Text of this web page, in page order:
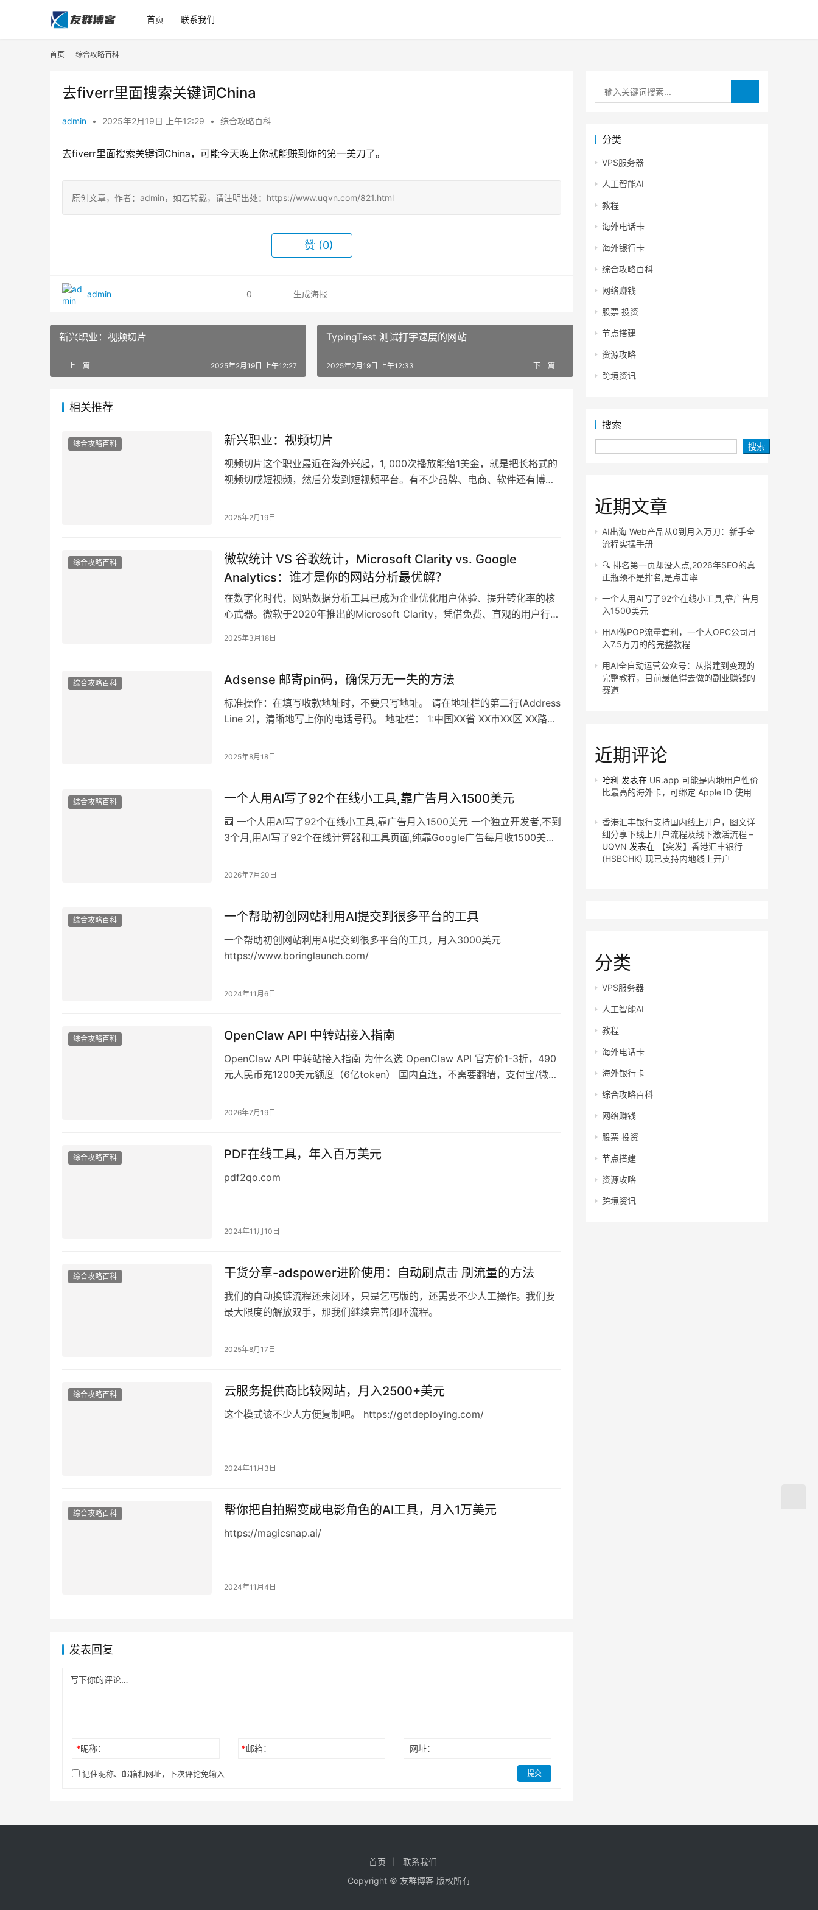
首页 联系我们
首页 综合攻略百科
去fiverr里面搜索关键词China
admin • 2025年2月19日 上午12:29 • 综合攻略百科
去fiverr里面搜索关键词China，可能今天晚上你就能赚到你的第一美刀了。
原创文章，作者：admin，如若转载，请注明出处：https://www.uqvn.com/821.html
赞 (0)
admin 0 生成海报
新兴职业：视频切片
上一篇 2025年2月19日 上午12:27
TypingTest 测试打字速度的网站
下一篇
2025年2月19日 上午12:33
相关推荐
综合攻略百科 新兴职业：视频切片
视频切片这个职业最近在海外兴起，1, 000次播放能给1美金，就是把长格式的
视频切成短视频，然后分发到短视频平台。有不少品牌、电商、软件还有博主
2025年2月19日
综合攻略百科
微软统计 VS 谷歌统计，Microsoft Clarity vs. Google
Analytics：谁才是你的网站分析最优解？
在数字化时代，网站数据分析工具已成为企业优化用户体验、提升转化率的核
心武器。微软于2020年推出的Microsoft Clarity，凭借免费、直观的用户行为
2025年3月18日
综合攻略百科 Adsense 邮寄pin码，确保万无一失的方法
标准操作：在填写收款地址时，不要只写地址。 请在地址栏的第二行(Address
Line 2)，清晰地写上你的电话号码。 地址栏： 1:中国XX省 XX市XX区 XX路
2025年8月18日
综合攻略百科 一个人用AI写了92个在线小工具,靠广告月入1500美元
🧮 一个人用AI写了92个在线小工具,靠广告月入1500美元 一个独立开发者,不到
3个月,用AI写了92个在线计算器和工具页面,纯靠Google广告每月收1500美元
2026年7月20日
综合攻略百科 一个帮助初创网站利用AI提交到很多平台的工具
一个帮助初创网站利用AI提交到很多平台的工具，月入3000美元
https://www.boringlaunch.com/
2024年11月6日
综合攻略百科 OpenClaw API 中转站接入指南
OpenClaw API 中转站接入指南 为什么选 OpenClaw API 官方价1-3折，490
元人民币充1200美元额度（6亿token） 国内直连，不需要翻墙，支付宝/微
2026年7月19日
综合攻略百科 PDF在线工具，年入百万美元
pdf2qo.com
2024年11月10日
综合攻略百科 干货分享-adspower进阶使用：自动刷点击 刷流量的方法
我们的自动换链流程还未闭环，只是乞丐版的，还需要不少人工操作。我们要
最大限度的解放双手，那我们继续完善闭环流程。
2025年8月17日
综合攻略百科 云服务提供商比较网站，月入2500+美元
这个模式该不少人方便复制吧。 https://getdeploying.com/
2024年11月3日
综合攻略百科 帮你把自拍照变成电影角色的AI工具，月入1万美元
https://magicsnap.ai/
2024年11月4日
发表回复
*昵称： *邮箱： 网址：
记住昵称、邮箱和网址，下次评论免输入 提交
分类
VPS服务器
人工智能AI
教程
海外电话卡
海外银行卡
综合攻略百科
网络赚钱
股票 投资
节点搭建
资源攻略
跨境资讯
搜索
搜索
近期文章
AI出海 Web产品从0到月入万刀：新手全
流程实操手册
🔍 排名第一页却没人点,2026年SEO的真
正瓶颈不是排名,是点击率
一个人用AI写了92个在线小工具,靠广告月
入1500美元
用AI做POP流量套利，一个人OPC公司月
入7.5万刀的的完整教程
用AI全自动运营公众号：从搭建到变现的
完整教程，目前最值得去做的副业赚钱的
赛道
近期评论
哈利 发表在 UR.app 可能是内地用户性价
比最高的海外卡，可绑定 Apple ID 使用
香港汇丰银行支持国内线上开户，图文详
细分享下线上开户流程及线下激活流程 –
UQVN 发表在
【突发】香港汇丰银行
(HSBCHK) 现已支持内地线上开户
分类
VPS服务器
人工智能AI
教程
海外电话卡
海外银行卡
综合攻略百科
网络赚钱
股票 投资
节点搭建
资源攻略
跨境资讯
首页
联系我们
Copyright © 友群博客 版权所有